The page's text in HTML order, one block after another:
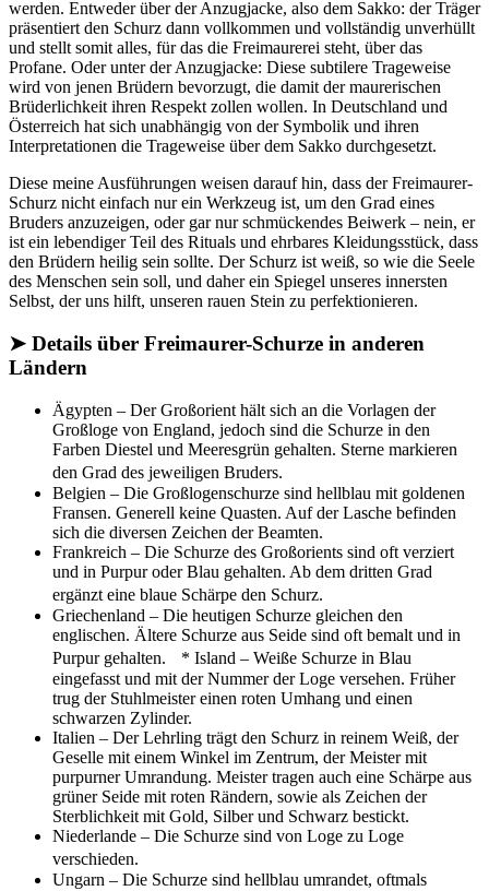
werden. Entweder über der Anzugjacke, also dem Sakko: der Träger
präsentiert den Schurz dann vollkommen und vollständig unverhüllt
und stellt somit alles, für das die Freimaurerei steht, über das
Profane. Oder unter der Anzugjacke: Diese subtilere Trageweise
wird von jenen Brüdern bevorzugt, die damit der maurerischen
Brüderlichkeit ihren Respekt zollen wollen. In Deutschland und
Österreich hat sich unabhängig von der Symbolik und ihren
Interpretationen die Trageweise über dem Sakko durchgesetzt.
Diese meine Ausführungen weisen darauf hin, dass der Freimaurer-
Schurz nicht einfach nur ein Werkzeug ist, um den Grad eines
Bruders anzuzeigen, oder gar nur schmückendes Beiwerk – nein, er
ist ein lebendiger Teil des Rituals und ehrbares Kleidungsstück, dass
den Brüdern heilig sein sollte. Der Schurz ist weiß, so wie die Seele
des Menschen sein soll, und daher ein Spiegel unseres innersten
Selbst, der uns hilft, unseren rauen Stein zu perfektionieren.
➤ Details über Freimaurer-Schurze in anderen
Ländern
Ägypten – Der Großorient hält sich an die Vorlagen der
Großloge von England, jedoch sind die Schurze in den
Farben Diestel und Meeresgrün gehalten. Sterne markieren
den Grad des jeweiligen Bruders.
Belgien – Die Großlogenschurze sind hellblau mit goldenen
Fransen. Generell keine Quasten. Auf der Lasche befinden
sich die diversen Zeichen der Beamten.
Frankreich – Die Schurze des Großorients sind oft verziert
und in Purpur oder Blau gehalten. Ab dem dritten Grad
ergänzt eine blaue Schärpe den Schurz.
Griechenland – Die heutigen Schurze gleichen den
englischen. Ältere Schurze aus Seide sind oft bemalt und in
Purpur gehalten. * Island – Weiße Schurze in Blau
eingefasst und mit der Nummer der Loge versehen. Früher
trug der Stuhlmeister einen roten Umhang und einen
schwarzen Zylinder.
Italien – Der Lehrling trägt den Schurz in reinem Weiß, der
Geselle mit einem Winkel im Zentrum, der Meister mit
purpurner Umrandung. Meister tragen auch eine Schärpe aus
grüner Seide mit roten Rändern, sowie als Zeichen der
Sterblichkeit mit Gold, Silber und Schwarz bestickt.
Niederlande – Die Schurze sind von Loge zu Loge
verschieden.
Ungarn – Die Schurze sind hellblau umrandet, oftmals